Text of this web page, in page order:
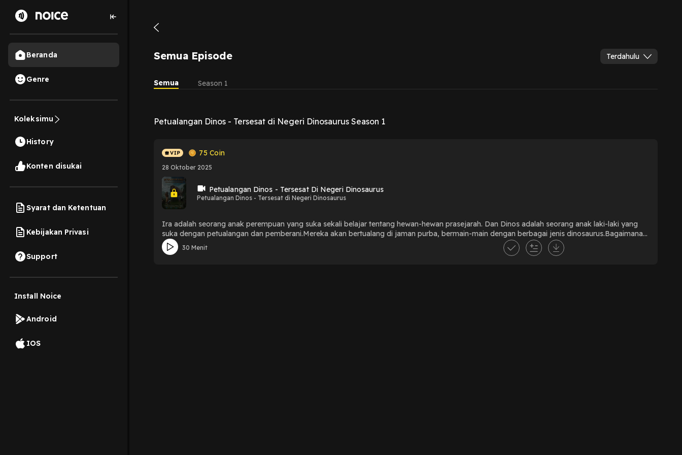
Beranda
Genre
Koleksimu
History
Konten disukai
Syarat dan Ketentuan
Kebijakan Privasi
Support
Install Noice
Android
IOS
Semua Episode Terdahulu
Semua Season 1
Petualangan Dinos - Tersesat di Negeri Dinosaurus Season 1
75 Coin
28 Oktober 2025
Petualangan Dinos - Tersesat Di Negeri Dinosaurus
Petualangan Dinos - Tersesat di Negeri Dinosaurus
Ira adalah seorang anak perempuan yang suka sekali belajar tentang hewan-hewan prasejarah. Dan Dinos adalah seorang anak laki-laki yang
suka dengan petualangan dan pemberani.Mereka akan bertualang di jaman purba, bermain-main dengan berbagai jenis dinosaurus.Bagaimana
nasib mereka selanjutnya? Apakah mereka bisa kembali ke jaman sekarang?Film ini akan tayang di aplikasi Noice dan di website www.noice.id
30 Menit